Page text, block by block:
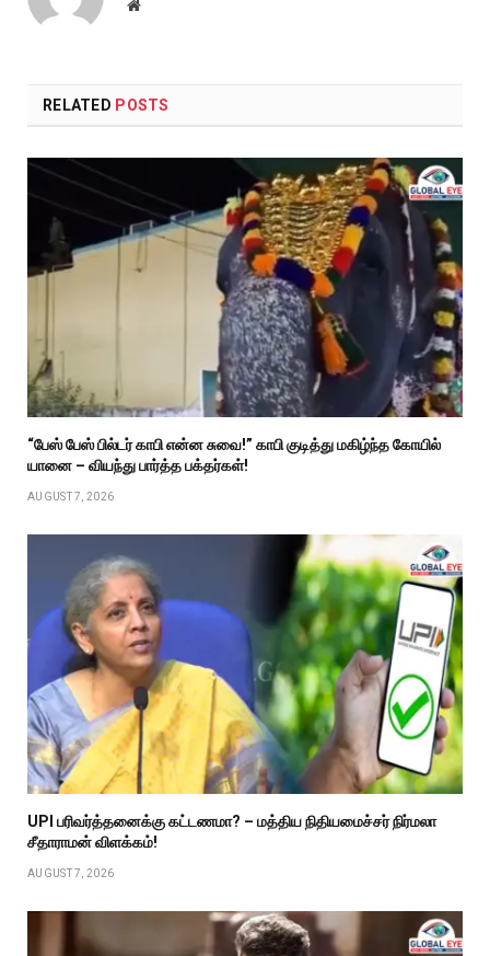
Website
RELATED POSTS
“பேஸ் பேஸ் பில்டர் காபி என்ன சுவை!” காபி குடித்து மகிழ்ந்த கோயில்
யானை – வியந்து பார்த்த பக்தர்கள்!
AUGUST 7, 2026
UPI பரிவர்த்தனைக்கு கட்டணமா? – மத்திய நிதியமைச்சர் நிர்மலா
சீதாராமன் விளக்கம்!
AUGUST 7, 2026